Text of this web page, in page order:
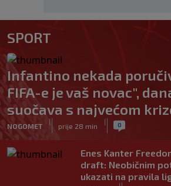
SPORT
Infantino nekada
FIFA-e je vaš novac",
suočava s najvećom
NOGOMET
|
prije 28 min
| 0
Enes Kanter
draft: Neobičnim
ukazati na pravila